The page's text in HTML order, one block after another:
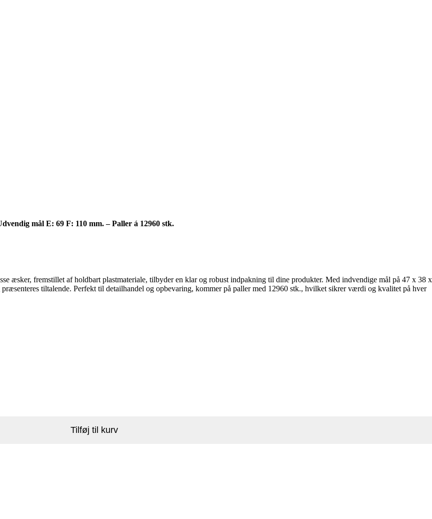
mål E: 69 F: 110 mm. – Paller á 12960 stk.
æsker, fremstillet af holdbart plastmateriale, tilbyder en klar og robust indpakning til dine produkter. Med indvendige mål på 47 x 38
tiltalende. Perfekt til detailhandel og opbevaring, kommer på paller med 12960 stk., hvilket sikrer værdi og kvalitet på hver
Tilføj til kurv